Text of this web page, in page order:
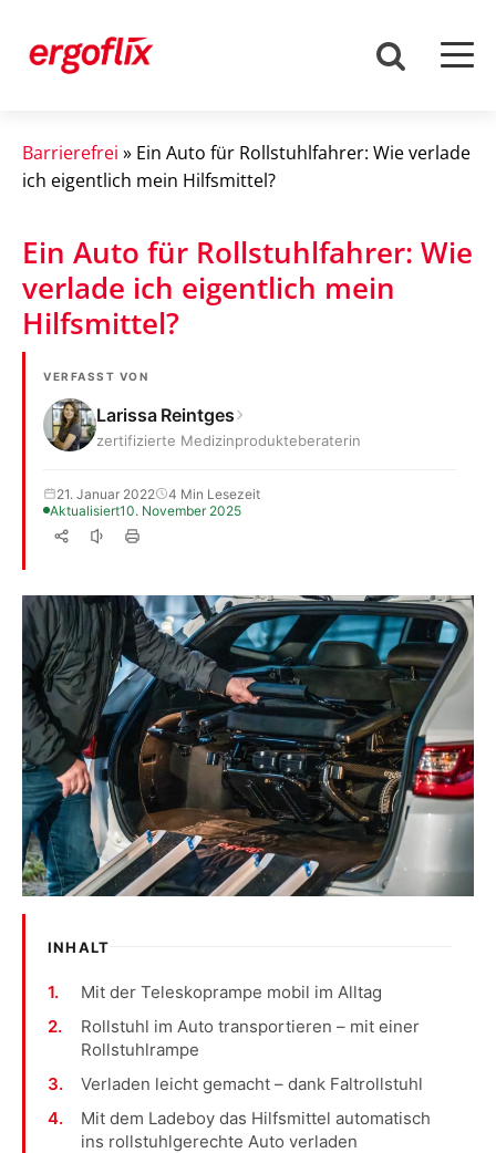
Barrierefrei » Ein Auto für Rollstuhlfahrer: Wie verlade
ich eigentlich mein Hilfsmittel?
Ein Auto für Rollstuhlfahrer: Wie
verlade ich eigentlich mein
Hilfsmittel?
VERFASST VON
Larissa Reintges
zertifizierte Medizinprodukteberaterin
21. Januar 2022
4 Min Lesezeit
Aktualisiert10. November 2025
INHALT
Mit der Teleskoprampe mobil im Alltag
Rollstuhl im Auto transportieren – mit einer
Rollstuhlrampe
Verladen leicht gemacht – dank Faltrollstuhl
Mit dem Ladeboy das Hilfsmittel automatisch
ins rollstuhlgerechte Auto verladen